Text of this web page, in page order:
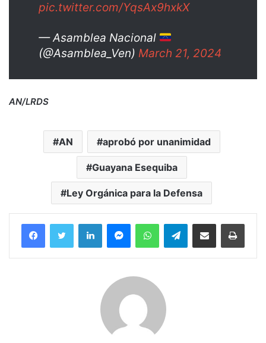
pic.twitter.com/YqsAx9hxkX
— Asamblea Nacional
(@Asamblea_Ven) March 21, 2024
AN/LRDS
AN aprobó por unanimidad
Guayana Esequiba
Ley Orgánica para la Defensa
FacebookTwitter LinkedInMessengerWhatsAppTelegramCompartir por correo electrónico